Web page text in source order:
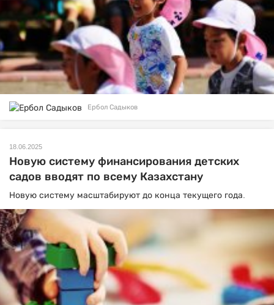
Ербол Садыков
18.06.2025
Новую систему финансирования детских
садов вводят по всему Казахстану
Новую систему масштабируют до конца текущего года.